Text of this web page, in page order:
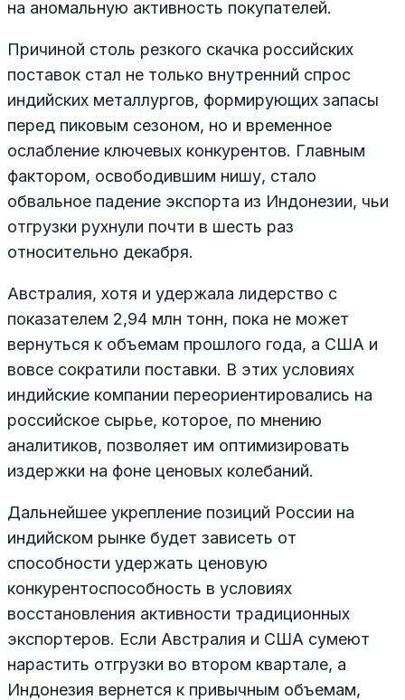
на аномальную активность покупателей.
Причиной столь резкого скачка российских
поставок стал не только внутренний спрос
индийских металлургов, формирующих запасы
перед пиковым сезоном, но и временное
ослабление ключевых конкурентов. Главным
фактором, освободившим нишу, стало
обвальное падение экспорта из Индонезии, чьи
отгрузки рухнули почти в шесть раз
относительно декабря.
Австралия, хотя и удержала лидерство с
показателем 2,94 млн тонн, пока не может
вернуться к объемам прошлого года, а США и
вовсе сократили поставки. В этих условиях
индийские компании переориентировались на
российское сырье, которое, по мнению
аналитиков, позволяет им оптимизировать
издержки на фоне ценовых колебаний.
Дальнейшее укрепление позиций России на
индийском рынке будет зависеть от
способности удержать ценовую
конкурентоспособность в условиях
восстановления активности традиционных
экспортеров. Если Австралия и США сумеют
нарастить отгрузки во втором квартале, а
Индонезия вернется к привычным объемам,